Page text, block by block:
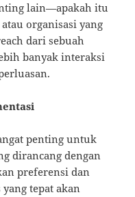
lain—apakah itu
organisasi yang
dari sebuah
banyak interaksi
penting untuk
dirancang dengan
preferensi dan
tepat akan